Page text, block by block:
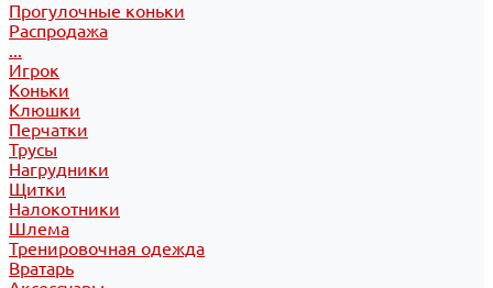
Прогулочные коньки
Распродажа
...
Игрок
Коньки
Клюшки
Перчатки
Трусы
Нагрудники
Щитки
Налокотники
Шлема
Тренировочная одежда
Вратарь